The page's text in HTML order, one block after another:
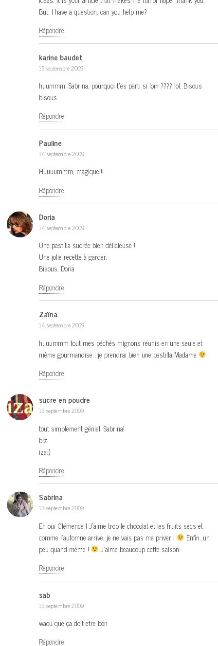
But, I have a question, can you help me?
Répondre
karine baudet
15 septembre 2009
huummm. Sabrina, pourquoi t’es parti si loin ???? lol. Bisous
bisous
Répondre
Pauline
14 septembre 2009
Huuuummm, magique!!!
Répondre
Doria
14 septembre 2009
Une pastilla sucrée bien délicieuse !
Une jolie recette à garder.
Bisous, Doria
Répondre
Zaïna
14 septembre 2009
huuummm tout mes péchés mignons réunis en une seule et
même gourmandise… je prendrai bien une pastilla Madame
Répondre
sucre en poudre
13 septembre 2009
tout simplement génial, Sabrina!
biz
iza:)
Répondre
Sabrina
13 septembre 2009
Eh oui Clémence ! J’aime trop le chocolat et les fruits secs et
comme l’automne arrive, je ne vais pas me priver !
Enfin…un
peu quand même !
J’aime beaucoup cette saison.
Répondre
sab
13 septembre 2009
waou que ça doit etre bon
Répondre